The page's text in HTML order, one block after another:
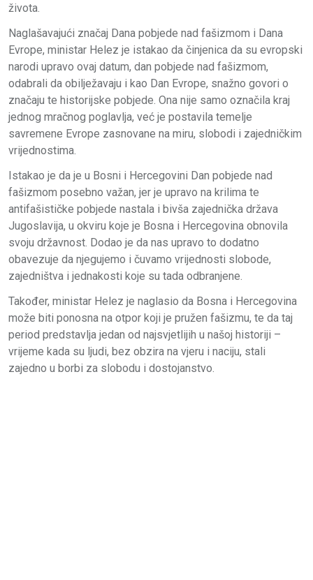
života.
Naglašavajući značaj Dana pobjede nad fašizmom i Dana
Evrope, ministar Helez je istakao da činjenica da su evropski
narodi upravo ovaj datum, dan pobjede nad fašizmom,
odabrali da obilježavaju i kao Dan Evrope, snažno govori o
značaju te historijske pobjede. Ona nije samo označila kraj
jednog mračnog poglavlja, već je postavila temelje
savremene Evrope zasnovane na miru, slobodi i zajedničkim
vrijednostima.
Istakao je da je u Bosni i Hercegovini Dan pobjede nad
fašizmom posebno važan, jer je upravo na krilima te
antifašističke pobjede nastala i bivša zajednička država
Jugoslavija, u okviru koje je Bosna i Hercegovina obnovila
svoju državnost. Dodao je da nas upravo to dodatno
obavezuje da njegujemo i čuvamo vrijednosti slobode,
zajedništva i jednakosti koje su tada odbranjene.
Također, ministar Helez je naglasio da Bosna i Hercegovina
može biti ponosna na otpor koji je pružen fašizmu, te da taj
period predstavlja jedan od najsvjetlijih u našoj historiji –
vrijeme kada su ljudi, bez obzira na vjeru i naciju, stali
zajedno u borbi za slobodu i dostojanstvo.